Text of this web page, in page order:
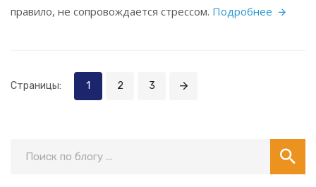
правило, не сопровождается стрессом. Подробнее
Страницы: 1 2 3